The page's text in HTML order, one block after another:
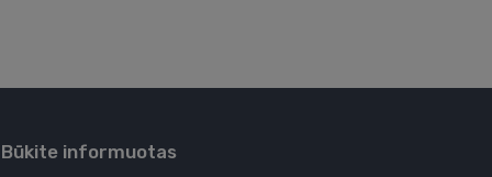
Būkite informuotas